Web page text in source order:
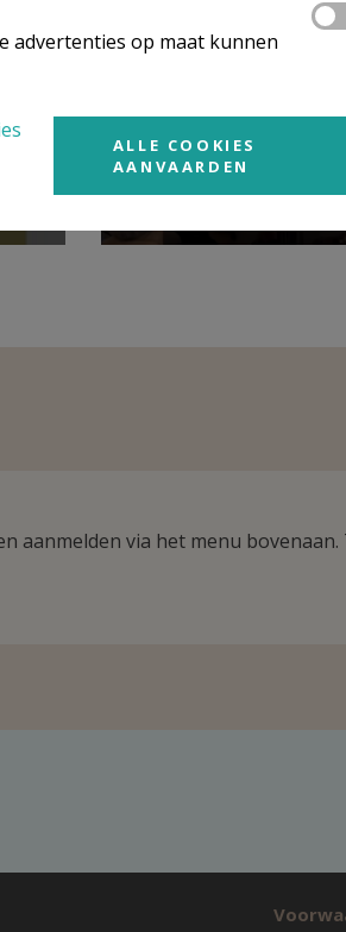
oktober 2024: voor
gedeelde missie
aanmelden via het menu
advertenties op maat kunnen
ALLE COOKIES
AANVAARDEN